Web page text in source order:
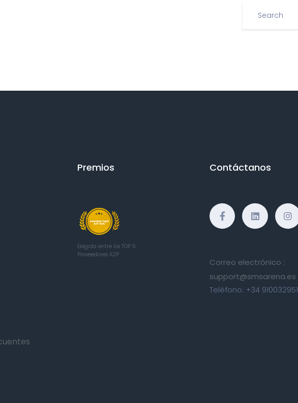
Premios
Elegida entre los TOP 5
Proveedores A2P
Contáctanos
Correo electrónico :
support@smsarena.es
Teléfono: +34 910032951